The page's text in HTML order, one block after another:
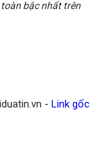
bậc nhất trên
- Link gốc